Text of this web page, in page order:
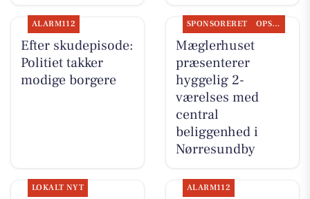
ALARM112
Efter skudepisode:
Politiet takker
modige borgere
SPONSORERET OPSLAGSTAVLEN
Mæglerhuset
præsenterer
hyggelig 2-
værelses med
central
beliggenhed i
Nørresundby
LOKALT NYT ALARM112